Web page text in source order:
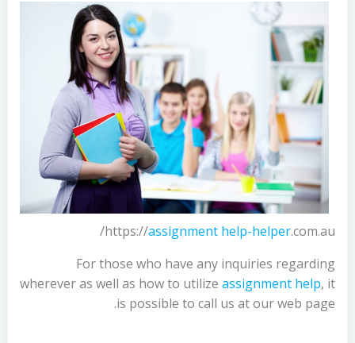
https://assignment help-helper.com.au/
For those who have any inquiries regarding
wherever as well as how to utilize assignment help, it
is possible to call us at our web page.